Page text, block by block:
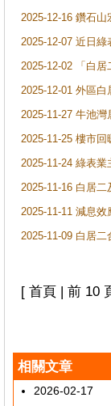
2025-12-16 鑽石
2025-12-07 近日
2025-12-02 「白
2025-12-01 外區
2025-11-27 牛池
2025-11-25 樓市
2025-11-24 綠表
2025-11-16 白居
2025-11-11 減息
2025-11-09 白居
[ 首頁 | 前 10
相關文章
2026-02-17